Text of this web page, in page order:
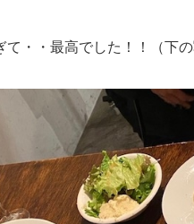
て・・最高でした！！（下の